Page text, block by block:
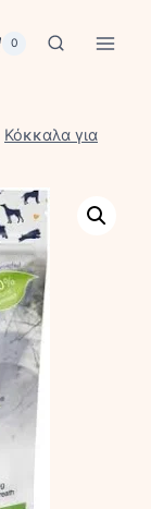
0
Κόκκαλα για